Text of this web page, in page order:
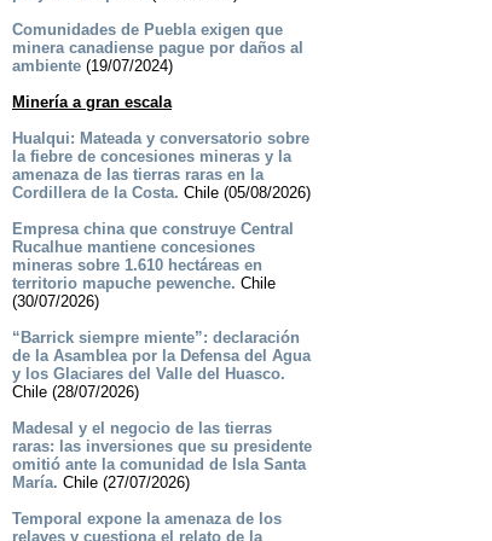
Comunidades de Puebla exigen que
minera canadiense pague por daños al
ambiente(19/07/2024)
Minería a gran escala
Hualqui: Mateada y conversatorio sobre
la fiebre de concesiones mineras y la
amenaza de las tierras raras en la
Cordillera de la Costa. Chile (05/08/2026)
Empresa china que construye Central
Rucalhue mantiene concesiones
mineras sobre 1.610 hectáreas en
territorio mapuche pewenche. Chile
(30/07/2026)
“Barrick siempre miente”: declaración
de la Asamblea por la Defensa del Agua
y los Glaciares del Valle del Huasco.
Chile (28/07/2026)
Madesal y el negocio de las tierras
raras: las inversiones que su presidente
omitió ante la comunidad de Isla Santa
María. Chile (27/07/2026)
Temporal expone la amenaza de los
relaves y cuestiona el relato de la